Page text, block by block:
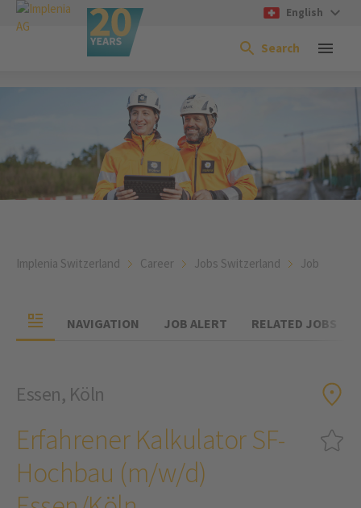
English
Search
Implenia Switzerland Career Jobs Switzerland Job
NAVIGATION JOB ALERT RELATED JOBS
Essen, Köln
Erfahrener Kalkulator SF-
Hochbau (m/w/d)